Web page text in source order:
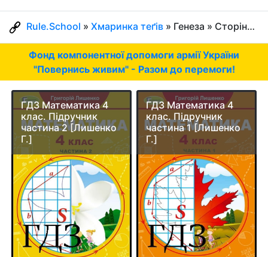
Rule.School » Хмаринка теґів » Генеза » Сторінка 6
Фонд компонентної допомоги армії України
"Повернись живим" - Разом до перемоги!
ГДЗ Математика 4
клас. Підручник
частина 2 [Лишенко
Г.]
ГДЗ Математика 4
клас. Підручник
частина 1 [Лишенко
Г.]